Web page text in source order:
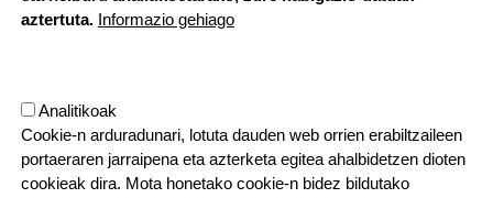
aztertuta. Informazio gehiago
Analitikoak
Cookie-n arduradunari, lotuta dauden web orrien erabiltzaileen
portaeraren jarraipena eta azterketa egitea ahalbidetzen dioten
cookieak dira. Mota honetako cookie-n bidez bildutako